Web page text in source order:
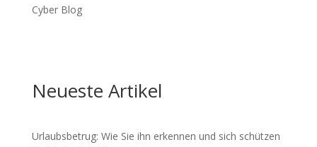
Cyber Blog
Neueste Artikel
Urlaubsbetrug: Wie Sie ihn erkennen und sich schützen